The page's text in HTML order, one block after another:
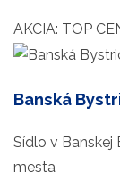
AKCIA: TOP
Banská
Sídlo v Banskej
mesta